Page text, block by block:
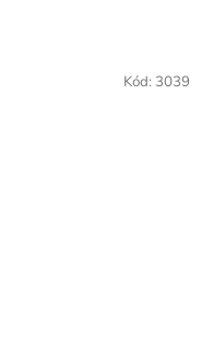
Kód: 3039